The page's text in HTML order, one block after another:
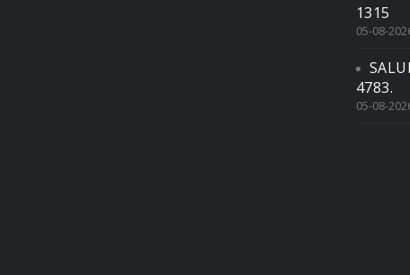
1315
05-08-
4783.
05-08-